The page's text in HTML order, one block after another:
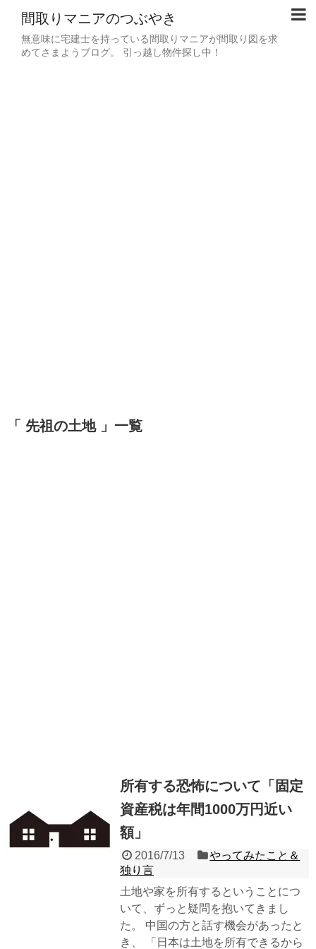
間取りマニアのつぶやき
無意味に宅建士を持っている間取りマニアが間取り図を求
めてさまようブログ。 引っ越し物件探し中！
「 先祖の土地 」一覧
所有する恐怖について「固定
資産税は年間1000万円近い
額」
2016/7/13
やってみたこと＆
独り言
土地や家を所有するということにつ
いて、ずっと疑問を抱いてきまし
た。 中国の方と話す機会があったと
き、 「日本は土地を所有できるから